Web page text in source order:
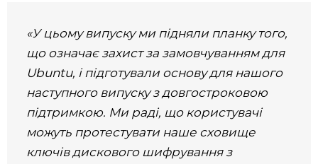
«У цьому випуску ми підняли планку того,
що означає захист за замовчуванням для
Ubuntu, і підготували основу для нашого
наступного випуску з довгостроковою
підтримкою. Ми раді, що користувачі
можуть протестувати наше сховище
ключів дискового шифрування з